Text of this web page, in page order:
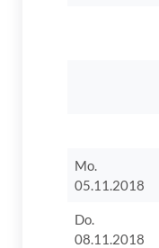
Mo.
05.11.2018
Do.
08.11.2018